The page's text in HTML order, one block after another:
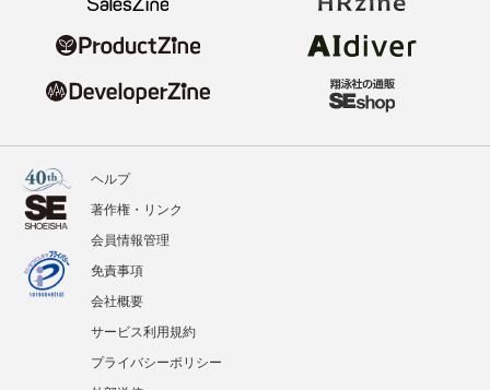
ヘルプ
著作権・リンク
会員情報管理
免責事項
会社概要
サービス利用規約
プライバシーポリシー